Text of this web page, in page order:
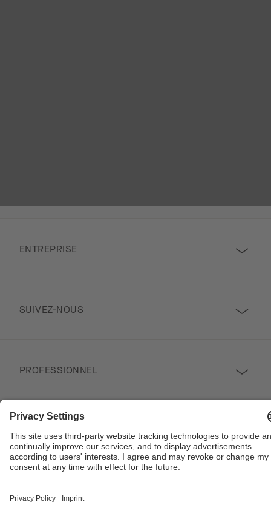
ENTREPRISE
SUIVEZ-NOUS
PROFESSIONNEL
Contact
Copyright © 2026 Poggenpohl. Tous droits réservés